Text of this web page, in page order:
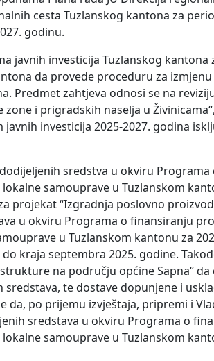
cesta Tuzlanskog kantona za
godinu.
javnih investicija Tuzlanskog kantona
da provede proceduru za
Predmet zahtjeva odnosi se na
i prigradskih naselja u
investicija 2025-2027. godina
sredstva u okviru
samouprave u Tuzlanskom
projekat “Izgradnja poslovno
u okviru Programa o finansiranju
u Tuzlanskom kantonu za
kraja septembra 2025. godine.
na području općine Sapna“
te dostave dopunjene i
po prijemu izvještaja, pripremi i
sredstava u okviru Programa o
samouprave u Tuzlanskom